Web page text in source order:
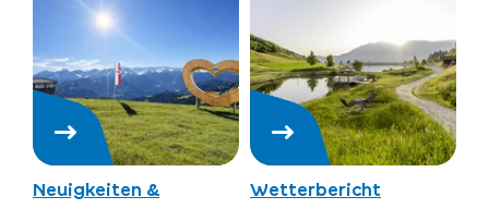
Neuigkeiten &
Wetterbericht